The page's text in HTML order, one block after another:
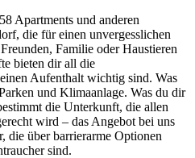
Apartments und anderen
die für einen unvergesslichen
Familie oder Haustieren
bieten dir all die
Aufenthalt wichtig sind. Was
und Klimaanlage. Was du dir
die Unterkunft, die allen
wird – das Angebot bei uns
die über barrierarme Optionen
sind.